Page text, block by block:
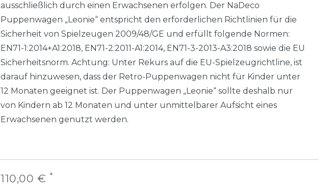
ausschließlich durch einen Erwachsenen erfolgen. Der NaDeco
Puppenwagen „Leonie“ entspricht den erforderlichen Richtlinien für die
Sicherheit von Spielzeugen 2009/48/GE und erfüllt folgende Normen:
EN71-1:2014+A1:2018, EN71-2:2011-A1:2014, EN71-3-2013-A3:2018 sowie die EU
Sicherheitsnorm. Achtung: Unter Rekurs auf die EU-Spielzeugrichtline, ist
darauf hinzuwesen, dass der Retro-Puppenwagen nicht für Kinder unter
12 Monaten geeignet ist. Der Puppenwagen „Leonie“ sollte deshalb nur
von Kindern ab 12 Monaten und unter unmittelbarer Aufsicht eines
Erwachsenen genutzt werden.
110,00 € *